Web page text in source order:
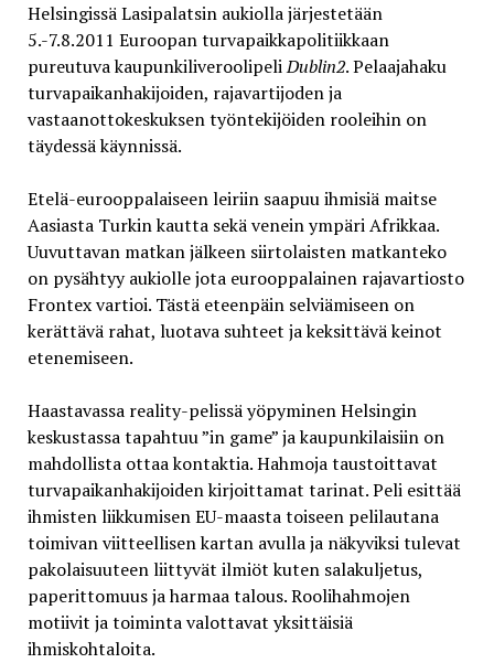
Helsingissä Lasipalatsin aukiolla järjestetään
5.-7.8.2011 Euroopan turvapaikkapolitiikkaan
pureutuva kaupunkiliveroolipeliDublin2. Pelaajahaku
turvapaikanhakijoiden, rajavartijoden ja
vastaanottokeskuksen työntekijöiden rooleihin on
täydessä käynnissä.
Etelä-eurooppalaiseen leiriin saapuu ihmisiä maitse
Aasiasta Turkin kautta sekä venein ympäri Afrikkaa.
Uuvuttavan matkan jälkeen siirtolaisten matkanteko
on pysähtyy aukiolle jota eurooppalainen rajavartiosto
Frontex vartioi. Tästä eteenpäin selviämiseen on
kerättävä rahat, luotava suhteet ja keksittävä keinot
etenemiseen.
Haastavassa reality-pelissä yöpyminen Helsingin
keskustassa tapahtuu ”in game” ja kaupunkilaisiin on
mahdollista ottaa kontaktia. Hahmoja taustoittavat
turvapaikanhakijoiden kirjoittamat tarinat. Peli esittää
ihmisten liikkumisen EU-maasta toiseen pelilautana
toimivan viitteellisen kartan avulla ja näkyviksi tulevat
pakolaisuuteen liittyvät ilmiöt kuten salakuljetus,
paperittomuus ja harmaa talous. Roolihahmojen
motiivit ja toiminta valottavat yksittäisiä
ihmiskohtaloita.